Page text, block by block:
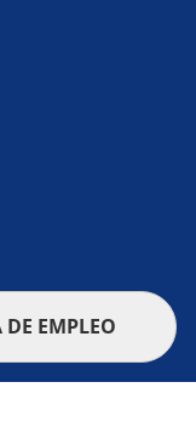
EMPLEO